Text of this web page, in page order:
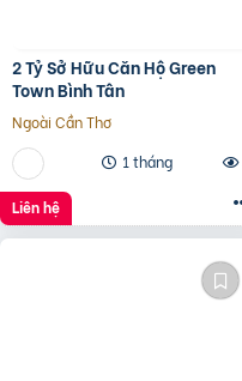
2 Tỷ Sở Hữu Căn Hộ Green
Town Bình Tân
Ngoài Cần Thơ
1 tháng
Liên hệ